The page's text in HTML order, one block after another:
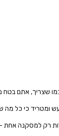
שצריך, אתם בטח
ומטריד כי כל מה
רק למסקנה אחת